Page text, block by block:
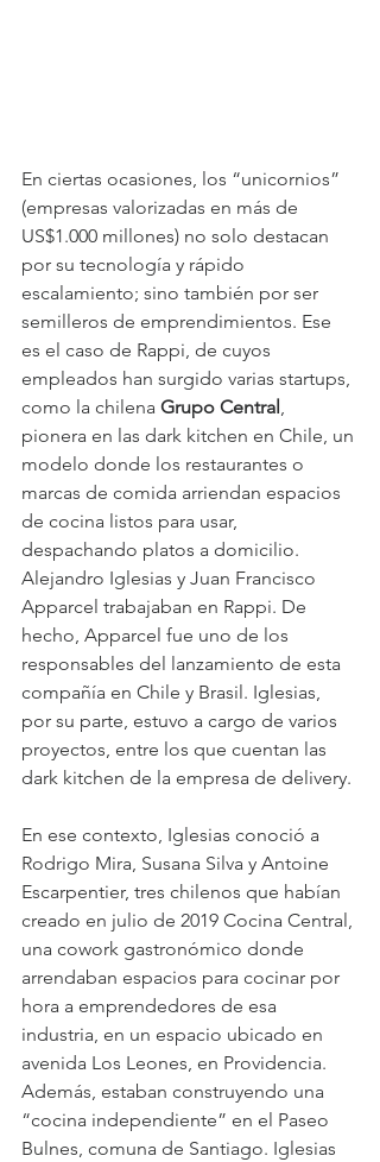
En ciertas ocasiones, los “unicornios”
(empresas valorizadas en más de
US$1.000 millones) no solo destacan
por su tecnología y rápido
escalamiento; sino también por ser
semilleros de emprendimientos. Ese
es el caso de Rappi, de cuyos
empleados han surgido varias startups,
como la chilena Grupo Central ,
pionera en las dark kitchen en Chile, un
modelo donde los restaurantes o
marcas de comida arriendan espacios
de cocina listos para usar,
despachando platos a domicilio.
Alejandro Iglesias y Juan Francisco
Apparcel trabajaban en Rappi. De
hecho, Apparcel fue uno de los
responsables del lanzamiento de esta
compañía en Chile y Brasil. Iglesias,
por su parte, estuvo a cargo de varios
proyectos, entre los que cuentan las
dark kitchen de la empresa de delivery.
En ese contexto, Iglesias conoció a
Rodrigo Mira, Susana Silva y Antoine
Escarpentier, tres chilenos que habían
creado en julio de 2019 Cocina Central,
una cowork gastronómico donde
arrendaban espacios para cocinar por
hora a emprendedores de esa
industria, en un espacio ubicado en
avenida Los Leones, en Providencia.
Además, estaban construyendo una
“cocina independiente” en el Paseo
Bulnes, comuna de Santiago. Iglesias